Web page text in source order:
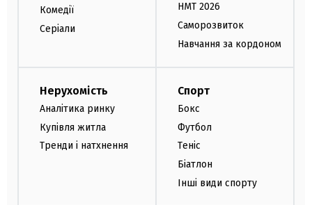
Комедії
Серіали
НМТ 2026
Саморозвиток
Навчання за кордоном
Нерухомість
Аналітика ринку
Купівля житла
Тренди і натхнення
Спорт
Бокс
Футбол
Теніс
Біатлон
Інші види спорту